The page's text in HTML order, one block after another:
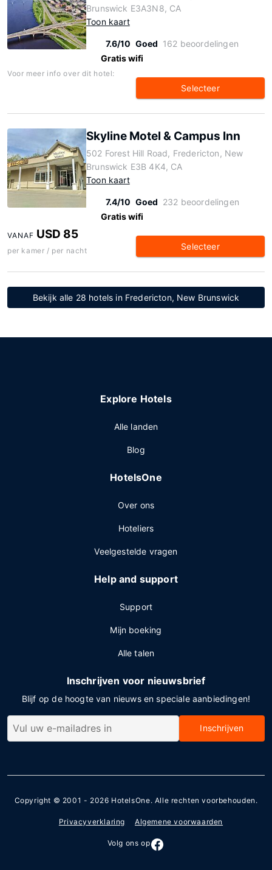
Brunswick E3A3N8, CA
Toon kaart
7.6/10 Goed 162 beoordelingen
Gratis wifi
Voor meer info over dit hotel:
Selecteer
Skyline Motel & Campus Inn
502 Forest Hill Road, Fredericton, New
Brunswick E3B 4K4, CA
Toon kaart
7.4/10 Goed 232 beoordelingen
Gratis wifi
VANAF USD 85
per kamer / per nacht Selecteer
Bekijk alle 28 hotels in Fredericton, New Brunswick
Explore Hotels
Alle landen
Blog
HotelsOne
Over ons
Hoteliers
Veelgestelde vragen
Help and support
Support
Mijn boeking
Alle talen
Inschrijven voor nieuwsbrief
Blijf op de hoogte van nieuws en speciale aanbiedingen!
Inschrijven
Copyright © 2001 - 2026 HotelsOne. Alle rechten voorbehouden.
Privacyverklaring Algemene voorwaarden
Volg ons op